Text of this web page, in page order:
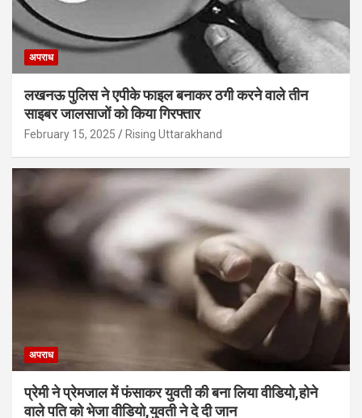
अपराध
लखनऊ पुलिस ने एपीके फाइल बनाकर ठगी करने वाले तीन
साइबर जालसाजों को किया गिरफ्तार
February 15, 2025 Rising Uttarakhand
अपराध
प्रेमी ने प्रेमजाल में फंसाकर युवती की बना लिया वीडियो,होने
वाले पत‍ि को भेजा वीड‍ियो,युवती ने दे दी जान